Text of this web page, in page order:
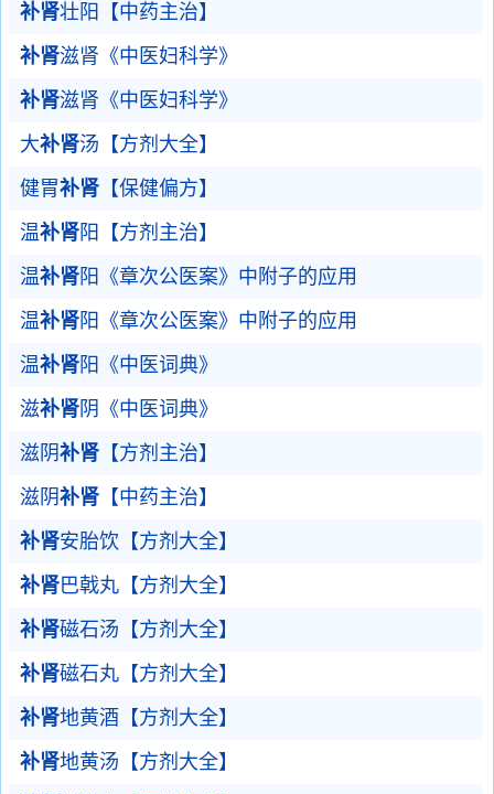
补肾壮阳【中药主治】
补肾滋肾《中医妇科学》
补肾滋肾《中医妇科学》
大补肾汤【方剂大全】
健胃补肾 【保健偏方】
温补肾阳【方剂主治】
温补肾阳《章次公医案》中附子的应用
温补肾阳《章次公医案》中附子的应用
温补肾阳《中医词典》
滋补肾 阴《中医词典》
滋阴补肾 【方剂主治】
滋阴补肾 【中药主治】
补肾安胎饮【方剂大全】
补肾巴戟丸【方剂大全】
补肾磁石汤【方剂大全】
补肾磁石丸【方剂大全】
补肾地黄酒【方剂大全】
补肾地黄汤【方剂大全】